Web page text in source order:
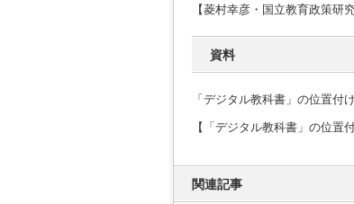
【菱村幸彦・国立教育政策研
資料
「デジタル教科書」の位置付
【「デジタル教科書」の位置
関連記事